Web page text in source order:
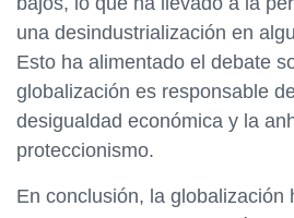
una desindustrialización en
Esto ha alimentado el debate
globalización es responsable
desigualdad económica y la
proteccionismo.
En conclusión, la globalización